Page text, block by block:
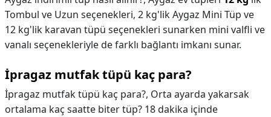
Tombul ve Uzun seçenekleri, 2 kg'lik Aygaz Mini Tüp ve
12 kg'lik karavan tüpü seçenekleri sunarken mini valfli ve
vanalı seçenekleriyle de farklı bağlantı imkanı sunar.
İpragaz mutfak tüpü kaç para?
İpragaz mutfak tüpü kaç para?, Orta ayarda yakarsak
ortalama kaç saatte biter tüp? 18 dakika içinde